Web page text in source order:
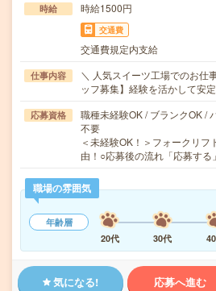
時給 時給1500円
交通費
交通費規定内支給
仕事内容
＼ 人気スイーツ工場でのお仕
ッフ募集】経験を活かし
応募資格
職種未経験OK / ブランクOK /
不要
＜未経験OK！＞フォークリフ
由！○応募後の流れ「応募す
職場の雰囲気
年齢層
20代
30代
気になる! 応募へ進む